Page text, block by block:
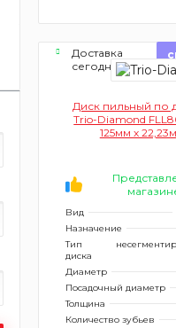
Доставка
сегодня
Диск пильный по
Trio-Diamond
125мм х
Вид
Назначение
Тип
диска
Диаметр
Посадочный диаметр
Толщина
Количество зубьев